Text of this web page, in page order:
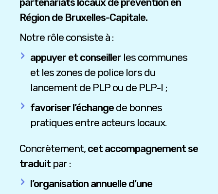
partenariats locaux de prévention en
Région de Bruxelles-Capitale.
Notre rôle consiste à :
appuyer et conseiller les communes
et les zones de police lors du
lancement de PLP ou de PLP-I ;
favoriser l’échange de bonnes
pratiques entre acteurs locaux.
Concrètement, cet accompagnement se
traduit par :
l’organisation annuelle d’une